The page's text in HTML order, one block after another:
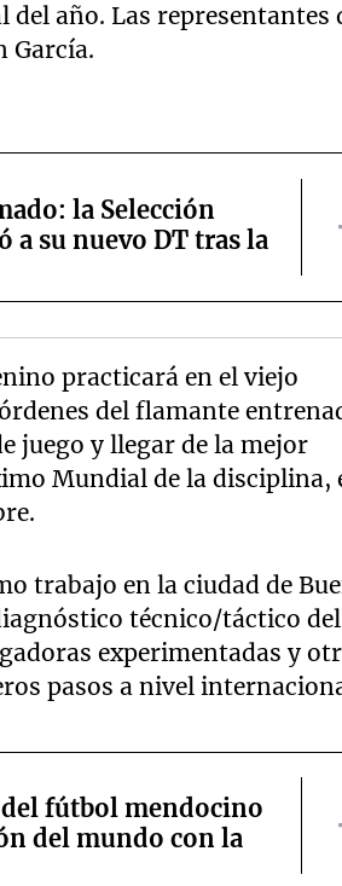
año. Las representantes
García.
la Selección
a su nuevo DT tras la
practicará en el viejo
del flamante
juego y llegar de la mejor
Mundial de la disciplina,
trabajo en la ciudad de
técnico/táctico del
experimentadas y
pasos a nivel
del fútbol mendocino
del mundo con la